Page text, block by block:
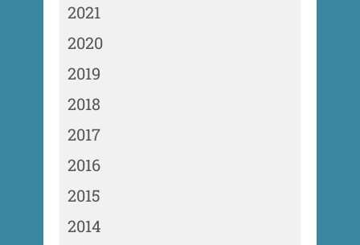
2021
2020
2019
2018
2017
2016
2015
2014